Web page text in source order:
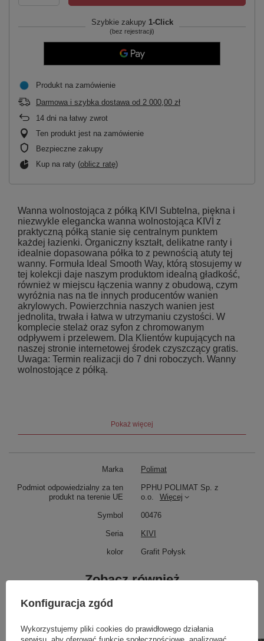
Szybkie zakupy 1-Click
(bez rejestracji)
Produkt na zamówienie
Darmowa i szybka dostawa od 2 000,00 zł
14 dni na łatwy zwrot
Ten produkt jest na zamówienie
Bezpieczne zakupy
Kup na raty (oblicz ratę)
Wanna wolnostojąca z półką KIVI Subtelna, piękna i
niezwykle elegancka wanna wolnostojąca KIVI z
praktyczną półką stanie się centralnym punktem
każdej łazienki. Organiczny kształt, delikatne ranty i
idealnie dopasowana półka to z pewnością atuty tej
wanny. Formuła Ideal Smooth Way, którą stosujemy w
tej kolekcji daje naszym produktom idealną gładkość,
również w miejscu łączenia wanny z obudową, czym
wyróżnia nas na tle innych producentów wanien
akrylowych. Powierzchnia naszych wanien jest
jednolita, trwała i łatwa w utrzymaniu czystości. W
komplecie stelaż oraz syfon z chromowanym
odpływem i przelewem. Dla Klientów kupujących na
naszej stronie internetowej środek czyszczący gratis.
Uwaga: Termin realizacji do 7 dni roboczych. Wanny
wolnostojące z półką.
Pokaż więcej
Marka Polimat
Podmiot odpowiedzialny za ten
produkt na terenie UE
PPHU POLIMAT Sp. z
o.o.
Więcej
Symbol 00476
Seria KIVI
kolor Grafit Połysk
Zobacz również
Konfiguracja zgód
Wykorzystujemy pliki cookies do prawidłowego działania
serwisu, aby oferować funkcje społecznościowe, analizować